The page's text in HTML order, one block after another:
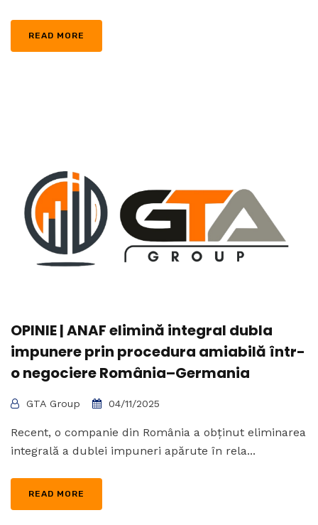
READ MORE
OPINIE | ANAF elimină integral dubla
impunere prin procedura amiabilă într-
o negociere România–Germania
GTA Group 04/11/2025
Recent, o companie din România a obținut eliminarea
integrală a dublei impuneri apărute în rela...
READ MORE